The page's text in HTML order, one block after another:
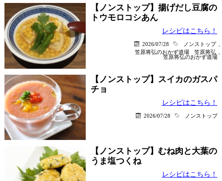
【ノンストップ】揚げだし豆腐の
トウモロコシあん
レシピはこちら！
2026/07/28 ノンストップ
笠原将弘のおかず道場
笠原将弘
笠原将弘のおかず道場
【ノンストップ】スイカのガスパ
チョ
レシピはこちら！
2026/07/28 ノンストップ
【ノンストップ】むね肉と大葉の
うま塩つくね
レシピはこちら！